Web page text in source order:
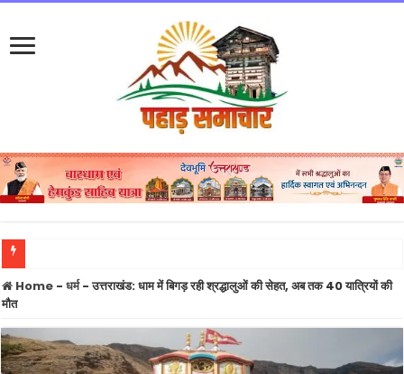
खड़गे की रैली से पहले हल्द्वानी में कांग्रेस और पुलिस आमने-सामने, SSP कार्यालय में कांग्रेस का
Home - धर्म- उत्तराखंड: धाम में बिगड़ रही श्रद्धालुओं की सेहत, अब तक 40 यात्रियों की
मौत